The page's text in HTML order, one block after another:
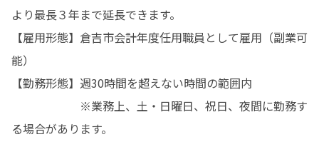
より最長３年まで延長できます。
【雇用形態】倉吉市会計年度任用職員として雇用（副業可
能）
【勤務形態】週30時間を超えない時間の範囲内
※業務上、土・日曜日、祝日、夜間に勤務す
る場合があります。